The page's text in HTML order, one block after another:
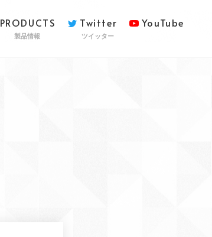
PRODUCTS
製品情報
Twitter
ツイッター
YouTube